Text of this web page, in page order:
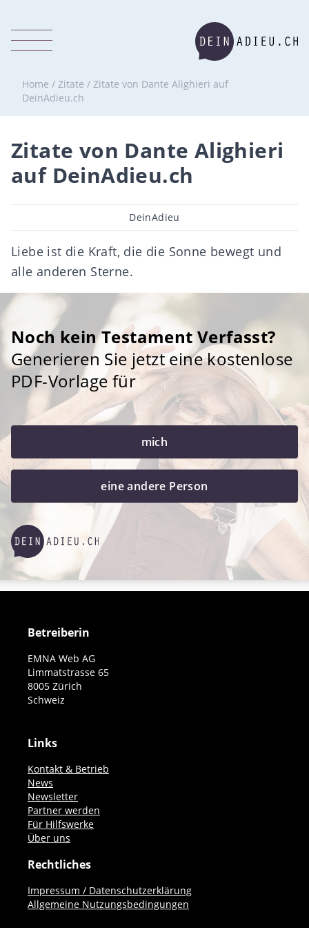
Home / Zitate / Zitate von Dante Alighieri auf
DeinAdieu.ch
Zitate von Dante Alighieri
auf DeinAdieu.ch
Beitragsautor
DeinAdieu
Liebe ist die Kraft, die die Sonne bewegt und
alle anderen Sterne.
Noch kein Testament Verfasst?
Generieren Sie jetzt eine kostenlose
PDF-Vorlage für
mich
eine andere Person
Betreiberin
EMNA Web AG
Limmatstrasse 65
8005 Zürich
Schweiz
Links
Kontakt & Betrieb
News
Newsletter
Partner werden
Für Hilfswerke
Über uns
Rechtliches
Impressum / Datenschutzerklärung
Allgemeine Nutzungsbedingungen